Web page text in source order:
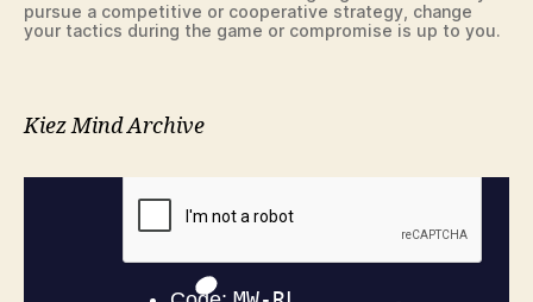
pursue a competitive or cooperative strategy, change
your tactics during the game or compromise is up to you.
Kiez Mind Archive